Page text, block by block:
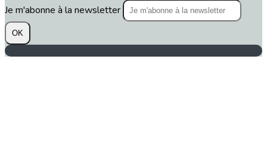
Je m'abonne à la newsletter
OK